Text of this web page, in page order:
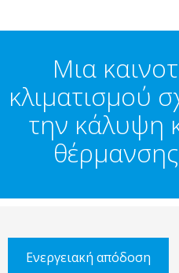
Μια
κλιματισμού
την κάλυψη
Ενεργειακή απόδοση